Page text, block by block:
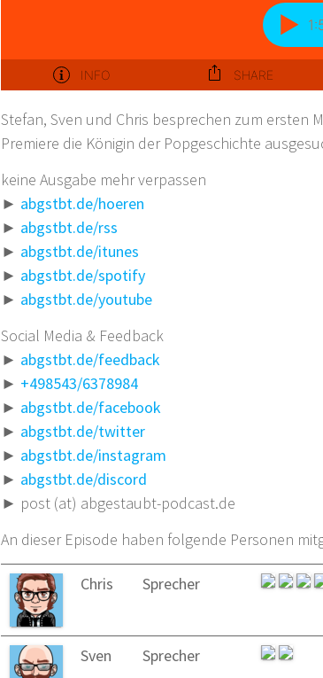
Stefan, Sven und Chris besprechen zum ersten
Premiere die Königin der Popgeschichte
keine Ausgabe mehr verpassen
► abgstbt.de/hoeren
► abgstbt.de/rss
► abgstbt.de/itunes
► abgstbt.de/spotify
► abgstbt.de/youtube
Social Media & Feedback
► abgstbt.de/feedback
► +498543/6378984
► abgstbt.de/facebook
► abgstbt.de/twitter
► abgstbt.de/instagram
► abgstbt.de/discord
► post (at) abgestaubt-podcast.de
An dieser Episode haben folgende Personen
Chris Sprecher
Sven Sprecher